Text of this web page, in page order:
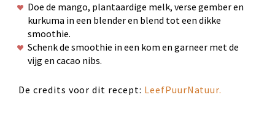
Doe de mango, plantaardige melk, verse gember en
kurkuma in een blender en blend tot een dikke
smoothie.
Schenk de smoothie in een kom en garneer met de
vijg en cacao nibs.
De credits voor dit recept: LeefPuurNatuur.